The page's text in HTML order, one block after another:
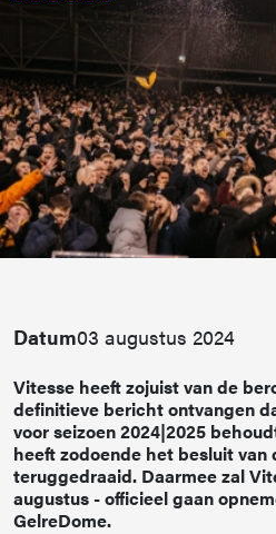
Datum03 augustus 2024
Vitesse heeft zojuist van de
definitieve bericht ontvangen
voor seizoen 2024|2025
heeft zodoende het besluit
teruggedraaid. Daarmee zal
augustus - officieel gaan
GelreDome.